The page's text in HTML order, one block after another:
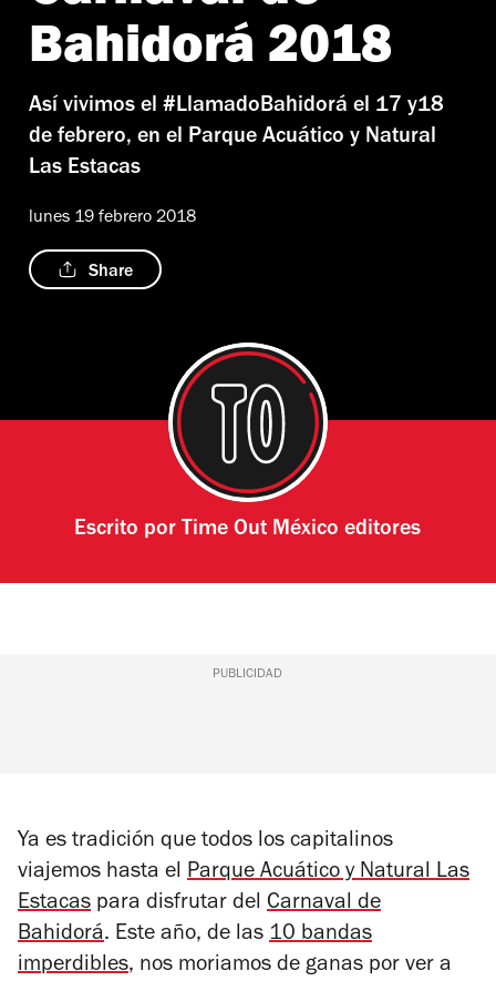
Bahidorá 2018
Así vivimos el #LlamadoBahidorá el 17 y18
de febrero, en el Parque Acuático y Natural
Las Estacas
lunes 19 febrero 2018
Share
Escrito por Time Out México editores
PUBLICIDAD
Ya es tradición que todos los capitalinos
viajemos hasta el Parque Acuático y Natural Las
Estacas para disfrutar del Carnaval de
Bahidorá. Este año, de las 10 bandas
imperdibles, nos moriamos de ganas por ver a